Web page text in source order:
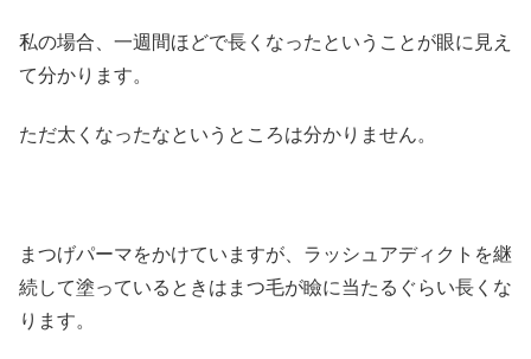
私の場合、一週間ほどで長くなったということが眼に見え
て分かります。
ただ太くなったなというところは分かりません。
まつげパーマをかけていますが、ラッシュアディクトを継
続して塗っているときはまつ毛が瞼に当たるぐらい長くな
ります。